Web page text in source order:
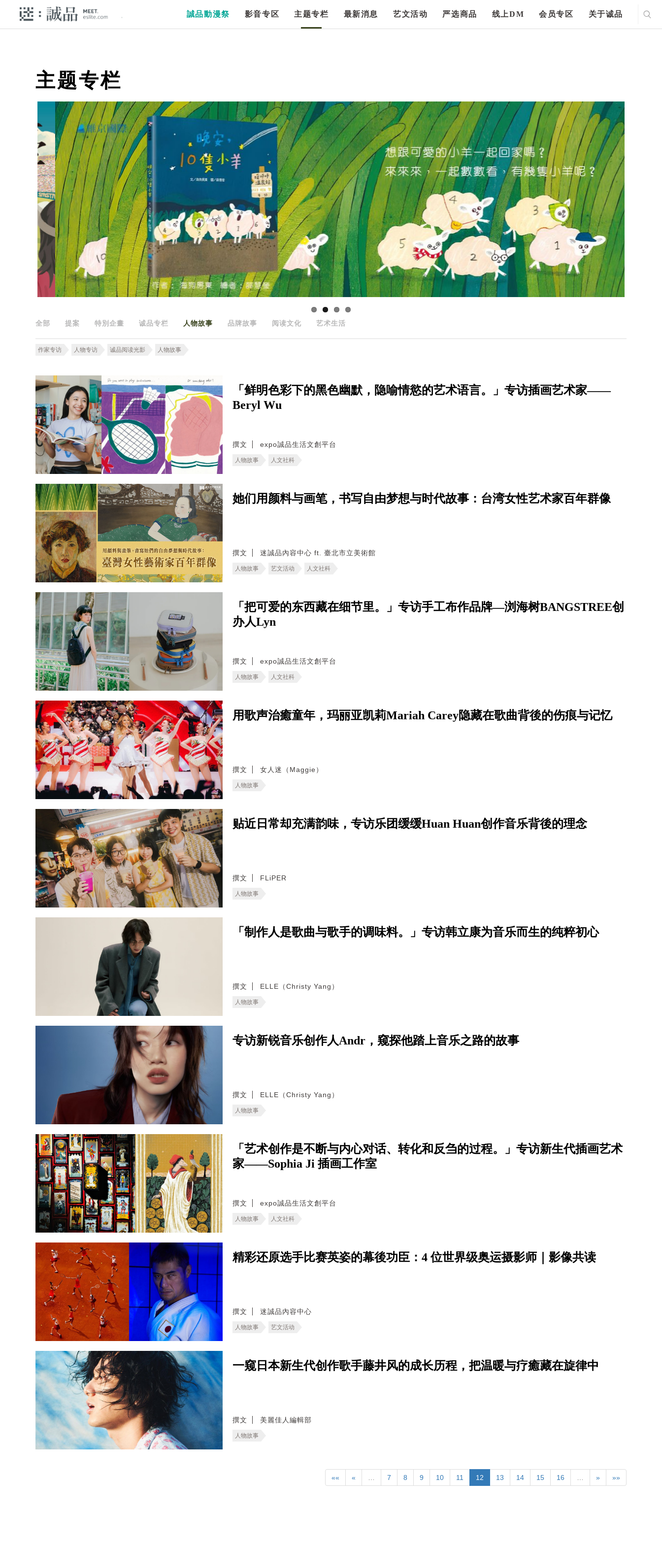
誠品動漫祭 影音专区 主题专栏 最新消息 艺文活动 严选商品 线上DM 会员专区 关于诚品
主题专栏
全部 提案 特別企畫 诚品专栏 人物故事 品牌故事 阅读文化 艺术生活
作家专访 人物专访 诚品阅读光影 人物故事
「鲜明色彩下的黑色幽默，隐喻情慾的艺术语言。」专访插画艺术家——
Beryl Wu
撰文 expo誠品生活文創平台
人物故事 人文社科
她们用颜料与画笔，书写自由梦想与时代故事：台湾女性艺术家百年群像
撰文 迷誠品內容中心 ft. 臺北市立美術館
人物故事 艺文活动 人文社科
「把可爱的东西藏在细节里。」专访手工布作品牌—浏海树BANGSTREE创
办人Lyn
撰文 expo誠品生活文創平台
人物故事 人文社科
用歌声治癒童年，玛丽亚凯莉Mariah Carey隐藏在歌曲背後的伤痕与记忆
撰文 女人迷（Maggie）
人物故事
贴近日常却充满韵味，专访乐团缓缓Huan Huan创作音乐背後的理念
撰文 FLiPER
人物故事
「制作人是歌曲与歌手的调味料。」专访韩立康为音乐而生的纯粹初心
撰文 ELLE（Christy Yang）
人物故事
专访新锐音乐创作人Andr，窥探他踏上音乐之路的故事
撰文 ELLE（Christy Yang）
人物故事
「艺术创作是不断与内心对话、转化和反刍的过程。」专访新生代插画艺术
家——Sophia Ji 插画工作室
撰文 expo誠品生活文創平台
人物故事 人文社科
精彩还原选手比赛英姿的幕後功臣：4 位世界级奥运摄影师｜影像共读
撰文 迷誠品內容中心
人物故事 艺文活动
一窥日本新生代创作歌手藤井风的成长历程，把温暖与疗癒藏在旋律中
撰文 美麗佳人編輯部
人物故事
«« « … 7 8 9 10 11 12 13 14 15 16 … » »»